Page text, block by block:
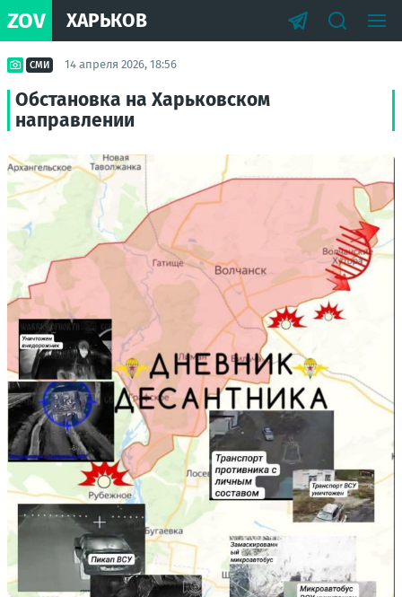
ZOV ХАРЬКОВ
СМИ 14 апреля 2026, 18:56
Обстановка на Харьковском
направлении